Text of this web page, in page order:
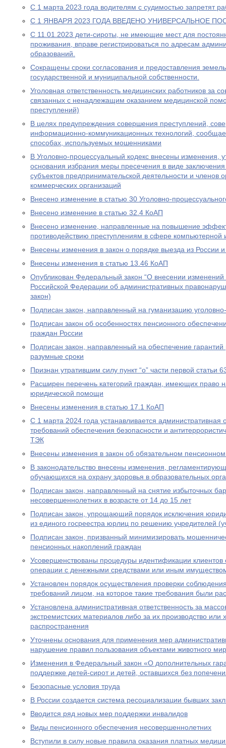
С 1 марта 2023 года водителям с судимостью запретят
С 1 ЯНВАРЯ 2023 ГОДА ВВЕДЕНО УНИВЕРСАЛЬНОЕ
С 11.01.2023 дети-сироты, не имеющие мест для
проживания, вправе регистрироваться по адресам
образований.
Сокращены сроки согласования и предоставления
государственной и муниципальной собственности.
Уголовная ответственность медицинских работников за
связанных с ненадлежащим оказанием медицинской
преступлений)
В целях предупреждения совершения преступлений,
информационно-коммуникационных технологий,
способах, используемых мошенниками
В Уголовно-процессуальный кодекс внесены изменения,
основания избрания меры пресечения в виде
субъектов предпринимательской деятельности и членов
коммерческих организаций
Внесено изменение в статью 30 Уголовно-
Внесено изменение в статью 32.4 КоАП
Внесено изменение, направленные на повышение
противодействию преступлениям в сфере
Внесены изменения в закон о порядке выезда из России
Внесены изменения в статью 13.46 КоАП
Опубликован Федеральный закон “О внесении изменений
Российской Федерации об административных
закон)
Подписан закон, направленный на гуманизацию
Подписан закон об особенностях пенсионного
граждан России
Подписан закон, направленный на обеспечение
разумные сроки
Признан утратившим силу пункт “о” части первой статьи
Расширен перечень категорий граждан, имеющих право
юридической помощи
Внесены изменения в статью 17.1 КоАП
С 1 марта 2024 года устанавливается административная
требований обеспечения безопасности и
ТЭК
Внесены изменения в закон об обязательном
В законодательство внесены изменения,
обучающихся на охрану здоровья в образовательных
Подписан закон, направленный на снятие избыточных
несовершеннолетних в возрасте от 14 до 15 лет
Подписан закон, упрощающий порядок исключения
из единого госреестра юрлиц по решению учредителей
Подписан закон, призванный минимизировать
пенсионных накоплений граждан
Усовершенствованы процедуры идентификации
операции с денежными средствами или иным
Установлен порядок осуществления проверки
требований лицом, на которое такие требования были
Установлена административная ответственность за
экстремистских материалов либо за их производство или
распространения
Уточнены основания для применения мер
нарушение правил пользования объектами животного
Изменения в Федеральный закон «О дополнительных
поддержке детей-сирот и детей, оставшихся без
Безопасные условия труда
В России создается система ресоциализации бывших
Вводится ряд новых мер поддержки инвалидов
Виды пенсионного обеспечения несовершеннолетних
Вступили в силу новые правила оказания платных